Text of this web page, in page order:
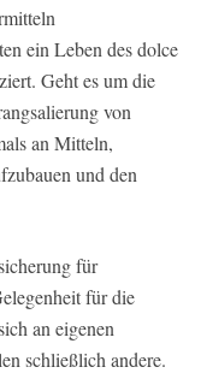
ein Leben des dolce
Geht es um die
von
an Mitteln,
und den
für
für die
an eigenen
schließlich andere.